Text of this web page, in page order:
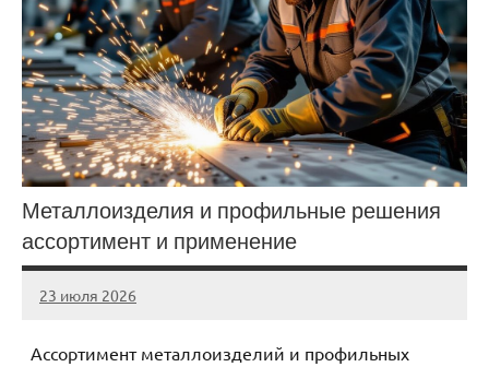
Металлоизделия и профильные решения
ассортимент и применение
23 июля 2026
Avtor
Нет
Ассортимент металлоизделий и профильных